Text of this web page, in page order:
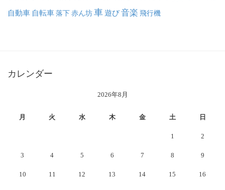
自動車 自転車落下赤ん坊車遊び音楽 飛行機
カレンダー
2026年8月
月 火 水 木 金 土 日
1 2
3 4 5 6 7 8 9
10 11 12 13 14 15 16